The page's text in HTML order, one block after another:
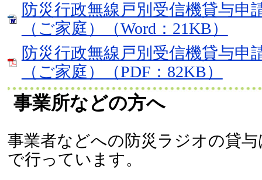
防災行政無線戸別受信機貸与申
（ご家庭）（Word：21KB）
防災行政無線戸別受信機貸与申
（ご家庭）（PDF：82KB）
事業所などの方へ
事業者などへの防災ラジオの貸
で行っています。